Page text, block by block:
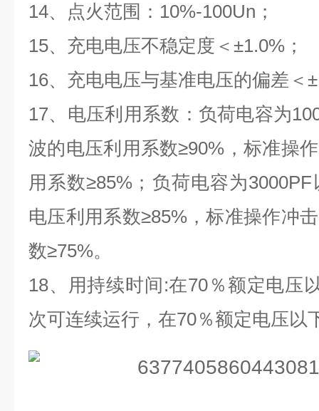
14、点火范围：10%-100Un；
15、充电电压不稳定度＜±1.0%；
16、充电电压与基准电压的偏差＜
17、电压利用系数：负荷电容为
波的电压利用系数≥90%，标准操
用系数≥85%；负荷电容为
电压利用系数≥85%，标准操作冲
数≥75%。
18、用持续时间:在70％额定电压
次可连续运行，在70％额定电压以